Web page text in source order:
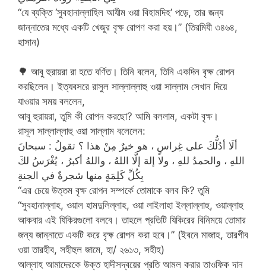
“যে ব্যক্তি ‘সুবহানাল্লাহিল আযীম ওয়া বিহামদিহ’ পড়ে, তার জন্য
জান্নাতের মধ্যে একটি খেজুর বৃক্ষ রোপণ করা হয়।” (তিরমিযী ৩৪৬৪,
হাসান)
🌳 আবু হুরায়রা রা হতে বর্ণিত। তিনি বলেন, তিনি একদিন বৃক্ষ রোপন
করছিলেন। ইত্যবসরে রাসুল সাল্লাল্লাহু ওয়া সাল্লাম সেখান দিয়ে
যাওয়ার সময় বললেন,
আবু হুরায়রা, তুমি কী রোপন করছো? আমি বললাম, একটা বৃক্ষ।
রাসূল সাল্লাল্লাহু ওয়া সাল্লাম বলেলেন:
ألَا أدُلُّكَ على غِراسٍ ، هو خيرٌ مِنْ هذا ؟ تقولُ : سبحانَ
اللهِ ، والحمدُ للهِ ، ولا إلهَ إلَّا اللهُ ، واللهُ أكبرُ ، يُغْرَسُ لكَ
بِكُلِّ كَلِمَةٍ منها شجرةٌ في الجنةِ
“এর চেয়ে উত্তম বৃক্ষ রোপন সম্পর্কে তোমাকে বলব কি? তুমি
“সুবহানাল্লাহ, ওয়াল হামদুলিল্লাহ, ওয়া লাইলাহা ইল্লাল্লাহু, ওয়াল্লাহু
আকবার এই যিকিরগুলো বলবে। তাহলে প্রতিটি যিকিরের বিনিময়ে তোমার
জন্য জান্নাতে একটি করে বৃক্ষ রোপন করা হবে।” (ইবনে মাজাহ, তারগীব
ওয়া তারহীব, সহীহুল জামে, হা/ ২৬১৩, সহীহ)
আল্লাহ আমাদেরকে উক্ত হাদীসদ্বয়ের প্রতি আমল করার তাওফিক দান